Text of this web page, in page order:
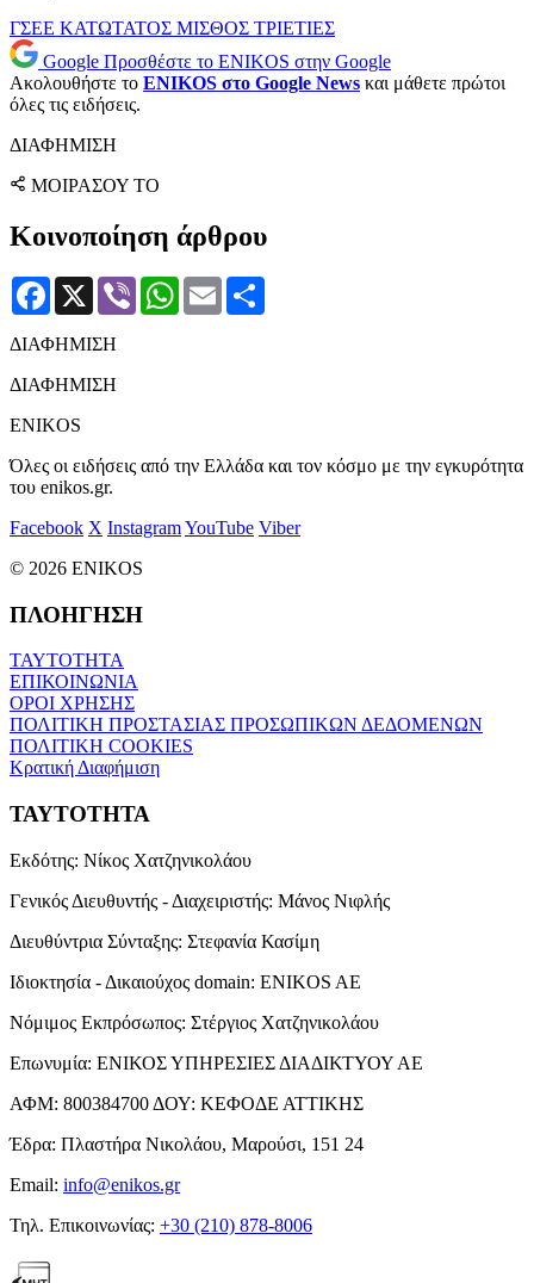
ΓΣΕΕ ΚΑΤΩΤΑΤΟΣ ΜΙΣΘΟΣ ΤΡΙΕΤΙΕΣ
Google Προσθέστε το ENIKOS στην Google
Ακολουθήστε το ENIKOS στο Google News και μάθετε πρώτοι
όλες τις ειδήσεις.
ΔΙΑΦΗΜΙΣΗ
ΜΟΙΡΑΣΟΥ ΤΟ
Κοινοποίηση άρθρου
Facebook
X Viber WhatsApp
Email
ΔΙΑΦΗΜΙΣΗ
ΔΙΑΦΗΜΙΣΗ
ENIKOS
Όλες οι ειδήσεις από την Ελλάδα και τον κόσμο με την εγκυρότητα
του enikos.gr.
Facebook X InstagramYouTube Viber
© 2026 ENIKOS
ΠΛΟΗΓΗΣΗ
ΤΑΥΤΟΤΗΤΑ
ΕΠΙΚΟΙΝΩΝΙΑ
ΟΡΟΙ ΧΡΗΣΗΣ
ΠΟΛΙΤΙΚΗ ΠΡΟΣΤΑΣΙΑΣ ΠΡΟΣΩΠΙΚΩΝ ΔΕΔΟΜΕΝΩΝ
ΠΟΛΙΤΙΚΗ COOKIES
Κρατική Διαφήμιση
ΤΑΥΤΟΤΗΤΑ
Εκδότης: Νίκος Χατζηνικολάου
Γενικός Διευθυντής - Διαχειριστής: Μάνος Νιφλής
Διευθύντρια Σύνταξης: Στεφανία Κασίμη
Ιδιοκτησία - Δικαιούχος domain: ENIKOS AE
Νόμιμος Εκπρόσωπος: Στέργιος Χατζηνικολάου
Επωνυμία: ΕΝΙΚΟΣ ΥΠΗΡΕΣΙΕΣ ΔΙΑΔΙΚΤΥΟΥ ΑΕ
ΑΦΜ: 800384700 ΔΟΥ: ΚΕΦΟΔΕ ΑΤΤΙΚΗΣ
Έδρα: Πλαστήρα Νικολάου, Μαρούσι, 151 24
Email: info@enikos.gr
Τηλ. Επικοινωνίας: +30 (210) 878-8006